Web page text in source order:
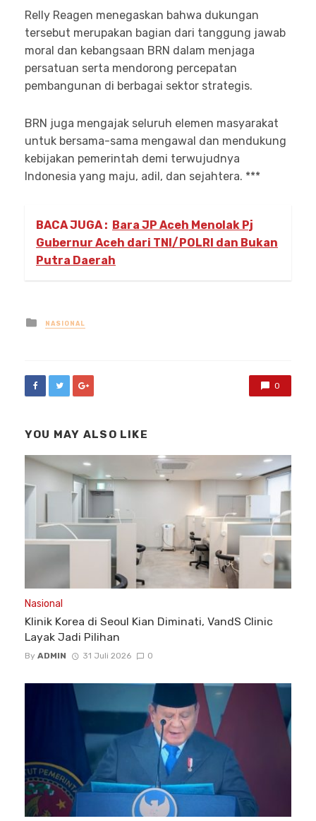
Relly Reagen menegaskan bahwa dukungan
tersebut merupakan bagian dari tanggung jawab
moral dan kebangsaan BRN dalam menjaga
persatuan serta mendorong percepatan
pembangunan di berbagai sektor strategis.
BRN juga mengajak seluruh elemen masyarakat
untuk bersama-sama mengawal dan mendukung
kebijakan pemerintah demi terwujudnya
Indonesia yang maju, adil, dan sejahtera. ***
BACA JUGA : Bara JP Aceh Menolak Pj
Gubernur Aceh dari TNI/POLRI dan Bukan
Putra Daerah
Posted
in
NASIONAL
0
YOU MAY ALSO LIKE
Nasional
Klinik Korea di Seoul Kian Diminati, VandS Clinic
Layak Jadi Pilihan
By ADMIN 31 Juli 2026 0